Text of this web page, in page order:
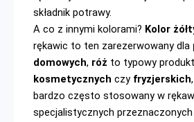
składnik potrawy.
A co z innymi kolorami? Kolor
rękawic to ten zarezerwowany dla
domowych, róż to typowy
kosmetycznych czy fryzjerskich
bardzo często stosowany w